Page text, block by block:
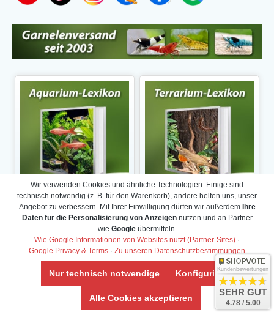
Wir verwenden Cookies und ähnliche Technologien. Einige sind
technisch notwendig (z. B. für den Warenkorb), andere helfen uns, unser
Angebot zu verbessern. Mit Ihrer Einwilligung dürfen wir außerdem Ihre
Daten für die Personalisierung von Anzeigennutzen und an Partner
wie Googleübermitteln.
Wie Google Informationen von Websites nutzt (Partner-Sites) ·
Google Privacy & Terms · Zu unseren Datenschutzbestimmungen
Nur technisch notwendige Konfigurieren
Alle Cookies akzeptieren
Kundenbewertungen
SEHR GUT
4.78 / 5.00